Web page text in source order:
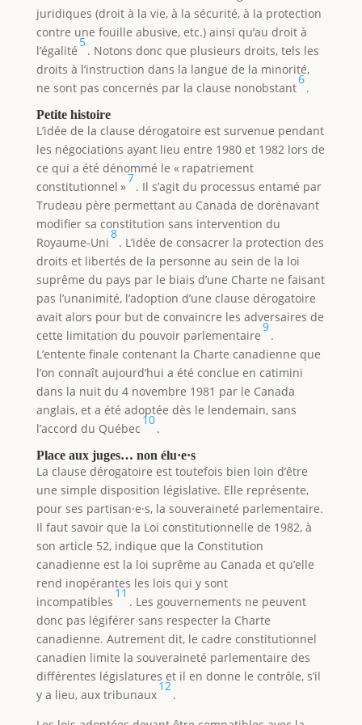
juridiques (droit à la vie, à la sécurité, à la protection
contre une fouille abusive, etc.) ainsi qu’au droit à
l’égalité
5
. Notons donc que plusieurs droits, tels les
droits à l’instruction dans la langue de la minorité,
ne sont pas concernés par la clause nonobstant
6
.
Petite histoire
L’idée de la clause dérogatoire est survenue pendant
les négociations ayant lieu entre 1980 et 1982 lors de
ce qui a été dénommé le « rapatriement
constitutionnel »
7
. Il s’agit du processus entamé par
Trudeau père permettant au Canada de dorénavant
modifier sa constitution sans intervention du
Royaume-Uni
8
. L’idée de consacrer la protection des
droits et libertés de la personne au sein de la loi
suprême du pays par le biais d’une Charte ne faisant
pas l’unanimité, l’adoption d’une clause dérogatoire
avait alors pour but de convaincre les adversaires de
cette limitation du pouvoir parlementaire
9
.
L’entente finale contenant la Charte canadienne que
l’on connaît aujourd’hui a été conclue en catimini
dans la nuit du 4 novembre 1981 par le Canada
anglais, et a été adoptée dès le lendemain, sans
l’accord du Québec
10
.
Place aux juges… non élu·e·s
La clause dérogatoire est toutefois bien loin d’être
une simple disposition législative. Elle représente,
pour ses partisan·e·s, la souveraineté parlementaire.
Il faut savoir que la Loi constitutionnelle de 1982, à
son article 52, indique que la Constitution
canadienne est la loi suprême au Canada et qu’elle
rend inopérantes les lois qui y sont
incompatibles
11
. Les gouvernements ne peuvent
donc pas légiférer sans respecter la Charte
canadienne. Autrement dit, le cadre constitutionnel
canadien limite la souveraineté parlementaire des
différentes législatures et il en donne le contrôle, s’il
y a lieu, aux tribunaux
12
.